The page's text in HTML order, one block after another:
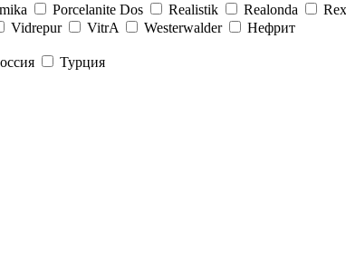
Porcelanite Dos Realistik Realonda
Vidrepur VitrA Westerwalder
Нефрит
Турция